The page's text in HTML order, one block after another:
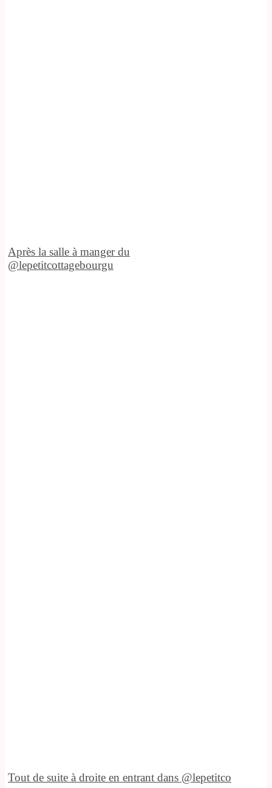
Après la salle à manger du
@lepetitcottagebourgu
Tout de suite à droite en entrant dans @lepetitco